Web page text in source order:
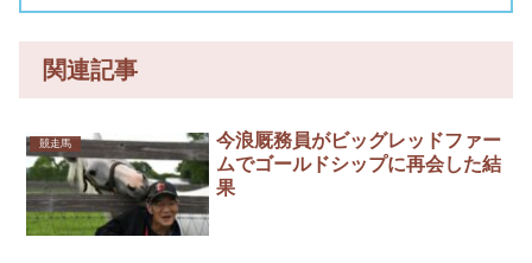
関連記事
競走馬
今浪厩務員がビッグレッドファー
ムでゴールドシップに再会した結
果